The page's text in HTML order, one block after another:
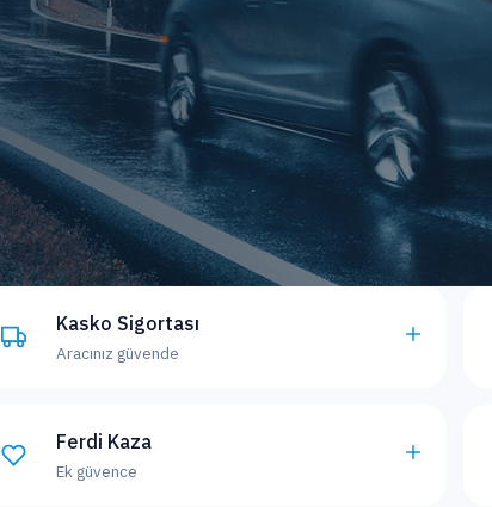
Kasko Sigortası
Aracınız güvende
Ferdi Kaza
Ek güvence